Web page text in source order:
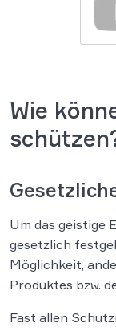
Wie
Um das geistige
gesetzlich
Möglichkeit,
Produktes bzw.
Fast allen